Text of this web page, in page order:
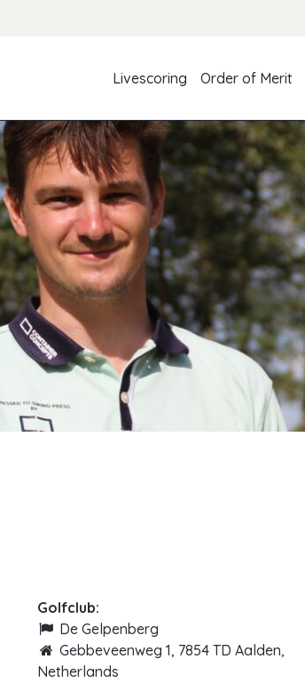
Livescoring
Order of Merit
Golfclub:
De Gelpenberg
Gebbeveenweg 1, 7854 TD Aalden,
Netherlands